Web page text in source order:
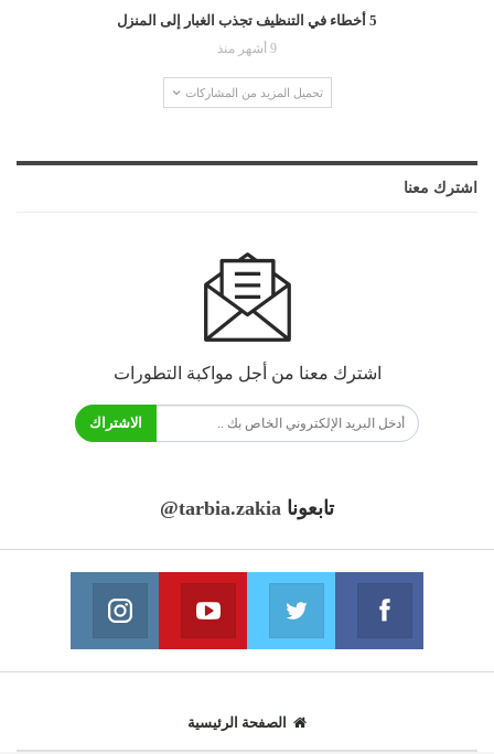
5 أخطاء في التنظيف تجذب الغبار إلى المنزل
9 أشهر منذ
تحميل المزيد من المشاركات
اشترك معنا
اشترك معنا من أجل مواكبة التطورات
الاشتراك
تابعونا @tarbia.zakia
فايسبوك
انضم الينا انضم الينا
يوتيوب
انضم الينا
الصفحة الرئيسية